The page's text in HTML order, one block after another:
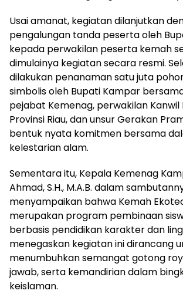
Usai amanat, kegiatan dilanjutkan
pengalungan tanda peserta oleh
kepada perwakilan peserta kemah
dimulainya kegiatan secara resmi.
dilakukan penanaman satu juta
simbolis oleh Bupati Kampar
pejabat Kemenag, perwakilan Kanwil
Provinsi Riau, dan unsur Gerakan
bentuk nyata komitmen bersama
kelestarian alam.
Sementara itu, Kepala Kemenag
Ahmad, S.H., M.A.B. dalam
menyampaikan bahwa Kemah
merupakan program pembinaan
berbasis pendidikan karakter dan
menegaskan kegiatan ini dirancang
menumbuhkan semangat gotong
jawab, serta kemandirian dalam
keislaman.